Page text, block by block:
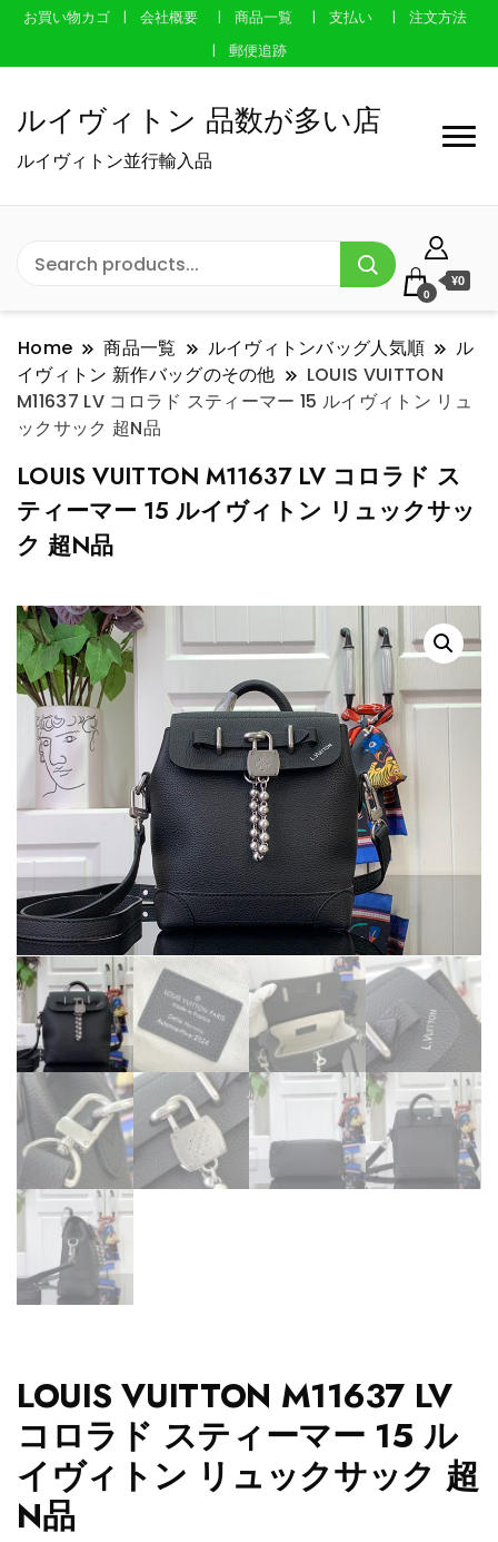
お買い物カゴ 会社概要 商品一覧 支払い
注文方法
郵便追跡
ルイヴィトン 品数が多い店
ルイヴィトン並行輸入品
0
¥0
Home 商品一覧 ルイヴィトンバッグ人気順
ル
イヴィトン 新作バッグのその他
LOUIS VUITTON
M11637 LV コロラド スティーマー 15 ルイヴィトン リュ
ックサック 超N品
LOUIS VUITTON M11637 LV コロラド ス
ティーマー 15 ルイヴィトン リュックサッ
ク 超N品
LOUIS VUITTON M11637 LV
コロラド スティーマー 15 ル
イヴィトン リュックサック 超
N品